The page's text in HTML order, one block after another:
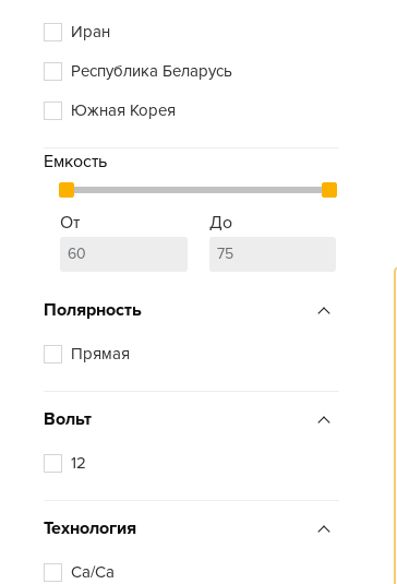
Иран
Республика Беларусь
Южная Корея
Емкость
От До
Полярность
Прямая
Вольт
12
Технология
Ca/Ca